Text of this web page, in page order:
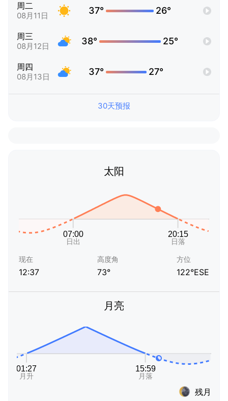
周二
08月11日 37° 26°
周三
08月12日 38° 25°
周四
08月13日 37° 27°
30天预报
太阳
现在
12:37
高度角
73°
方位
122°ESE
月亮
残月